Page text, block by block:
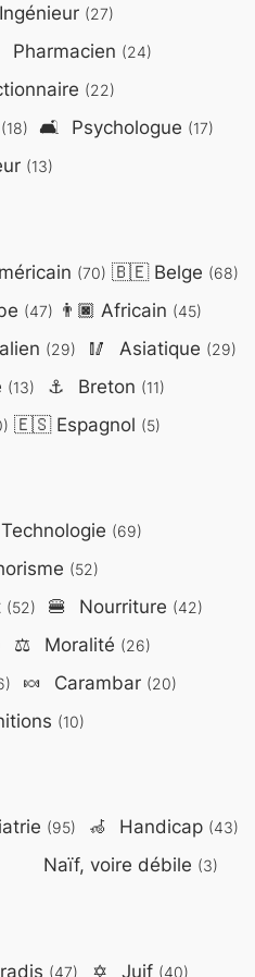
Ingénieur (27)
Pharmacien (24)
(22)
(18) 🛋️ Psychologue (17)
(13)
(70) 🇧🇪Belge (68)
(47) 👨🏿 Africain (45)
(29) 🥢 Asiatique (29)
(13) ⚓ Breton (11)
🇪🇸Espagnol (5)
Technologie (69)
(52)
(52) 🍔 Nourriture (42)
⚖️ Moralité (26)
🍬 Carambar (20)
(10)
(95) 🦽 Handicap (43)
Naïf, voire débile (3)
(47) ✡️ Juif (40)